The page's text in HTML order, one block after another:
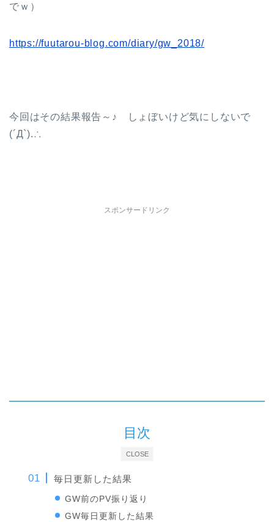
でｗ）
https://fuutarou-blog.com/diary/gw_2018/
今回はその結果報告～♪ しょぼいけど気にしないで
(´Д`).∴
スポンサードリンク
CLOSE
目次
毎日更新した結果
GW前のPV振り返り
GW毎日更新した結果